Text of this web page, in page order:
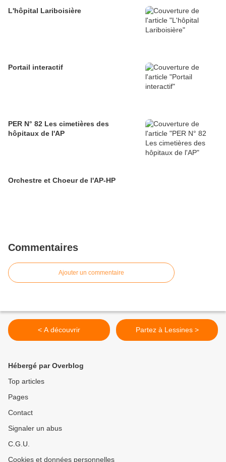
L'hôpital Lariboisière
Portail interactif
PER N° 82 Les cimetières des
hôpitaux de l'AP
Orchestre et Choeur de l'AP-HP
Commentaires
Ajouter un commentaire
< A découvrir Partez à Lessines >
Hébergé par Overblog
Top articles
Pages
Contact
Signaler un abus
C.G.U.
Cookies et données personnelles